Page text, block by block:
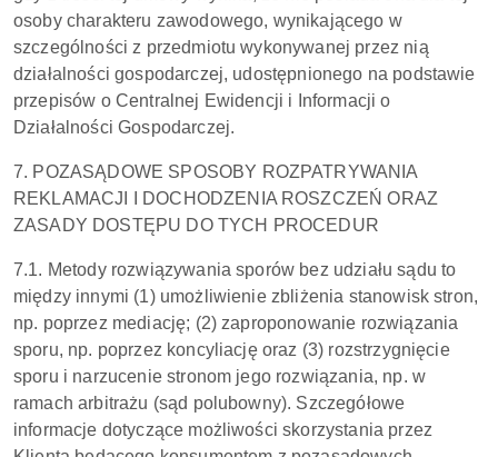
osoby charakteru zawodowego, wynikającego w
szczególności z przedmiotu wykonywanej przez nią
działalności gospodarczej, udostępnionego na podstawie
przepisów o Centralnej Ewidencji i Informacji o
Działalności Gospodarczej.
7. POZASĄDOWE SPOSOBY ROZPATRYWANIA
REKLAMACJI I DOCHODZENIA ROSZCZEŃ ORAZ
ZASADY DOSTĘPU DO TYCH PROCEDUR
7.1. Metody rozwiązywania sporów bez udziału sądu to
między innymi (1) umożliwienie zbliżenia stanowisk stron,
np. poprzez mediację; (2) zaproponowanie rozwiązania
sporu, np. poprzez koncyliację oraz (3) rozstrzygnięcie
sporu i narzucenie stronom jego rozwiązania, np. w
ramach arbitrażu (sąd polubowny). Szczegółowe
informacje dotyczące możliwości skorzystania przez